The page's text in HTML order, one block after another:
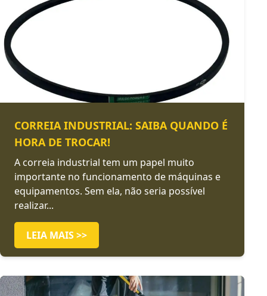
CORREIA INDUSTRIAL: SAIBA QUANDO É
HORA DE TROCAR!
A correia industrial tem um papel muito
importante no funcionamento de máquinas e
equipamentos. Sem ela, não seria possível
realizar...
LEIA MAIS >>